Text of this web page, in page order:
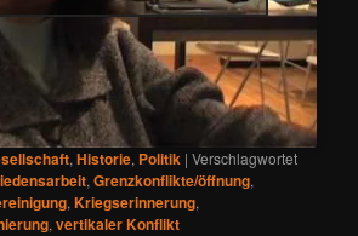
,Historie, Politik |Verschlagwortet
,Grenzkonflikte/öffnung,
,Kriegserinnerung,
,vertikaler Konflikt